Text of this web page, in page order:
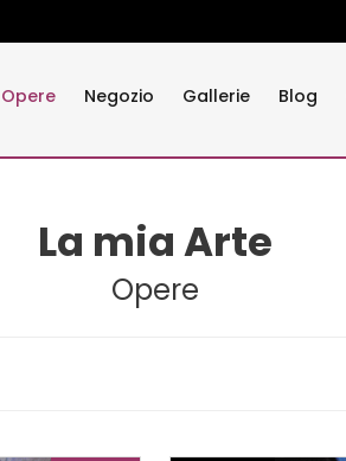
Opere Negozio Gallerie Blog
La mia Arte
Opere